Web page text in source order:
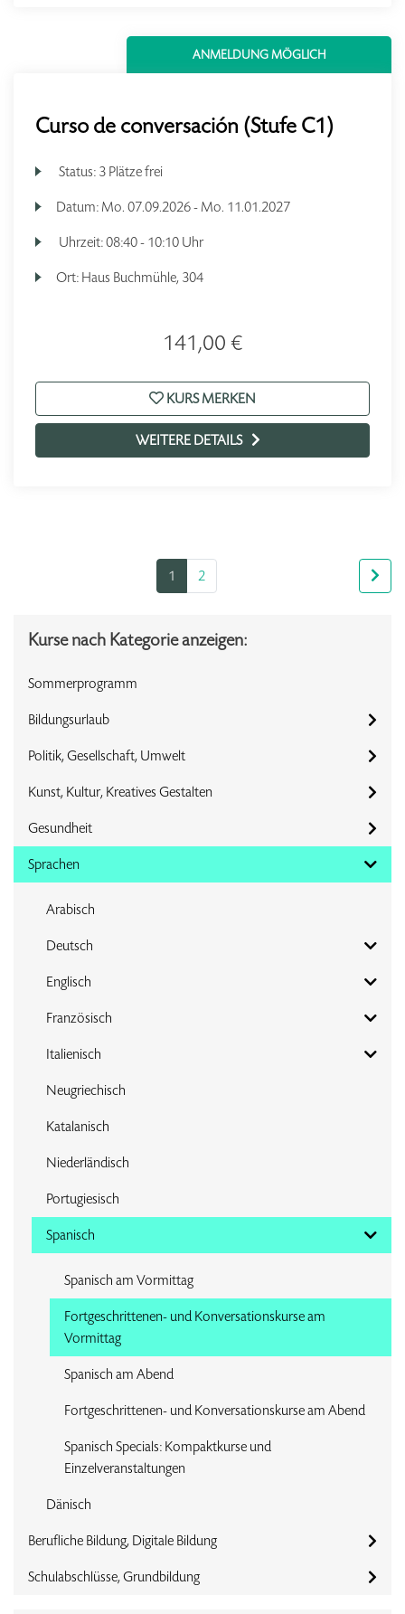
ANMELDUNG MÖGLICH
Curso de conversación (Stufe C1)
Status: 3 Plätze frei
Datum: Mo. 07.09.2026 - Mo. 11.01.2027
Uhrzeit:08:40 - 10:10 Uhr
Ort: Haus Buchmühle, 304
141,00 €
KURS MERKEN
WEITERE DETAILS
1 2
Kurse nach Kategorie anzeigen:
Sommerprogramm
Bildungsurlaub
Politik, Gesellschaft, Umwelt
Kunst, Kultur, Kreatives Gestalten
Gesundheit
Sprachen
Arabisch
Deutsch
Englisch
Französisch
Italienisch
Neugriechisch
Katalanisch
Niederländisch
Portugiesisch
Spanisch
Spanisch am Vormittag
Fortgeschrittenen- und Konversationskurse am
Vormittag
Spanisch am Abend
Fortgeschrittenen- und Konversationskurse am Abend
Spanisch Specials: Kompaktkurse und
Einzelveranstaltungen
Dänisch
Berufliche Bildung, Digitale Bildung
Schulabschlüsse, Grundbildung